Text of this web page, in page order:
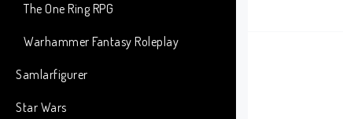
The One Ring RPG
Warhammer Fantasy Roleplay
Samlarfigurer
Star Wars